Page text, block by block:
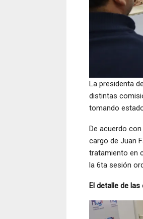
La presidenta
distintas
tomando
De acuerdo
cargo de Juan
tratamiento en
la 6ta sesión
El detalle de